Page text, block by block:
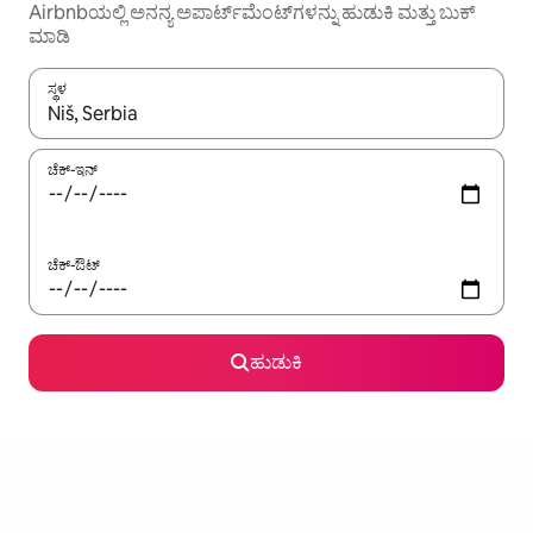
Airbnbಯಲ್ಲಿ ಅನನ್ಯ ಅಪಾರ್ಟ್‌ಮೆಂಟ್‌ಗಳನ್ನು ಹುಡುಕಿ ಮತ್ತು ಬುಕ್
ಮಾಡಿ
ಸ್ಥಳ
ಫಲಿತಾಂಶಗಳು ಲಭ್ಯವಿರುವಾಗ, ಅಪ್ ಮತ್ತು ಡೌನ್ ಬಾಣದ ಕೀಲಿಗಳೊಂದಿಗೆ
ಚೆಕ್-ಇನ್
ಚೆಕ್-ಔಟ್
ಹುಡುಕಿ